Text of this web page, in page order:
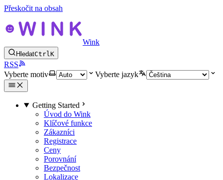
Přeskočit na obsah
Wink
HledatCtrlK
RSS
Vyberte motiv
Vyberte jazyk
Getting Started
Úvod do Wink
Klíčové funkce
Zákazníci
Registrace
Ceny
Porovnání
Bezpečnost
Lokalizace